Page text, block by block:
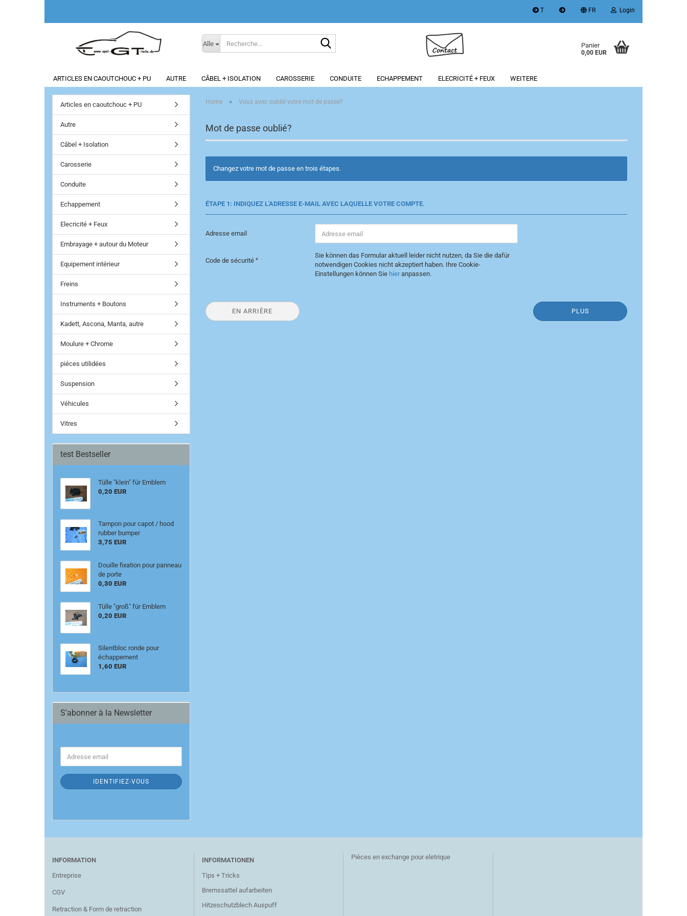
T FR Login
Alle
Panier
0,00 EUR
ARTICLES EN CAOUTCHOUC + PU AUTRE CÂBEL + ISOLATION CAROSSERIE CONDUITE ECHAPPEMENT ELECRICITÉ + FEUX WEITERE
Home » Vous avez oublié votre mot de passe?
Mot de passe oublié?
Changez votre mot de passe en trois étapes.
ÉTAPE 1: INDIQUEZ L'ADRESSE E-MAIL AVEC LAQUELLE VOTRE COMPTE.
Adresse email
Code de sécurité
Sie können das Formular aktuell leider nicht nutzen, da Sie die dafür
notwendigen Cookies nicht akzeptiert haben. Ihre Cookie-
Einstellungen können Sie hieranpassen.
EN ARRIÈRE PLUS
Articles en caoutchouc + PU
Autre
Câbel + Isolation
Carosserie
Conduite
Echappement
Elecricité + Feux
Embrayage + autour du Moteur
Equipement intérieur
Freins
Instruments + Boutons
Kadett, Ascona, Manta, autre
Moulure + Chrome
piéces utilidées
Suspension
Véhicules
Vitres
test Bestseller
Tülle "klein" für Emblem
0,20 EUR
Tampon pour capot / hood
rubber bumper
3,75 EUR
Douille fixation pour panneau
de porte
0,30 EUR
Tülle "groß" für Emblem
0,20 EUR
Silentbloc ronde pour
échappement
1,60 EUR
S'abonner à la Newsletter
NEWSLETTER
Adresse
email
IDENTIFIEZ-VOUS
INFORMATION
Entreprise
CGV
Retraction & Form de retraction
INFORMATIONEN
Tips + Tricks
Bremssattel aufarbeiten
Hitzeschutzblech Auspuff
Pièces en exchange pour eletrique